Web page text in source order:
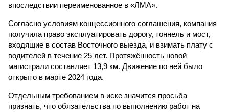
впоследствии переименованное в «ЛМА».
Согласно условиям концессионного соглашения, компания
получила право эксплуатировать дорогу, тоннель и мост,
входящие в состав Восточного выезда, и взимать плату с
водителей в течение 25 лет. Протяжённость новой
магистрали составляет 13,9 км. Движение по ней было
открыто в марте 2024 года.
Отдельным требованием в иске значится просьба
признать, что обязательства по выполнению работ на